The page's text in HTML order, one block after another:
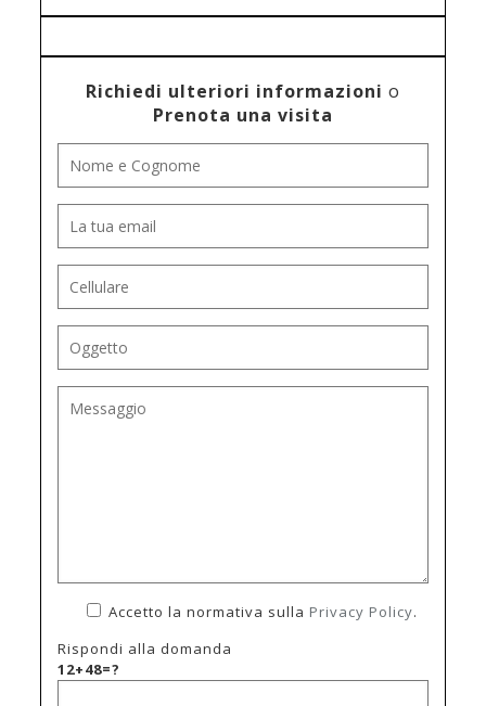
Richiedi ulteriori informazioni o
Prenota una visita
Accetto la normativa sulla Privacy Policy.
Rispondi alla domanda
12+48=?